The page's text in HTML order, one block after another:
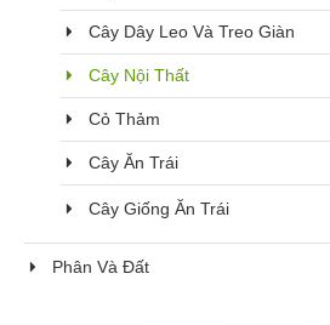
Cây Dây Leo Và Treo Giàn
Cây Nội Thất
Cỏ Thảm
Cây Ăn Trái
Cây Giống Ăn Trái
Phân Và Đất